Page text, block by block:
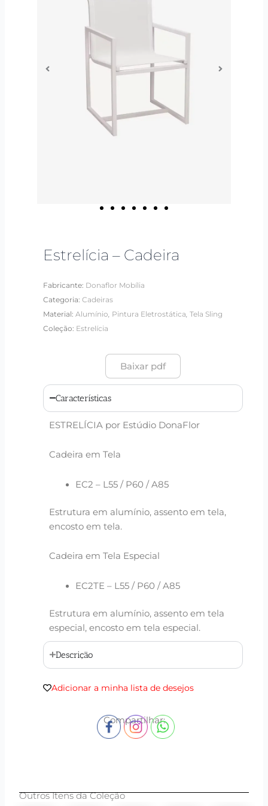
Estrelícia – Cadeira
Fabricante: Donaflor Mobília
Categoria:Cadeiras
Material:Alumínio, Pintura Eletrostática, Tela Sling
Coleção: Estrelícia
Baixar pdf
Características
ESTRELÍCIA por Estúdio DonaFlor
Cadeira em Tela
EC2 – L55 / P60 / A85
Estrutura em alumínio, assento em tela,
encosto em tela.
Cadeira em Tela Especial
EC2TE – L55 / P60 / A85
Estrutura em alumínio, assento em tela
especial, encosto em tela especial.
Descrição
Adicionar a minha lista de desejos
Compartilhar:
Outros Itens da Coleção